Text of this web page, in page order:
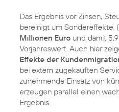
Das Ergebnis vor Zinsen,
bereinigt um Sondereffekte,
Millionen Euro und damit
Vorjahreswert. Auch hier
Effekte der
bei extern zugekauften
zunehmende Einsatz von
erzeugen parallel einen
Ergebnis.